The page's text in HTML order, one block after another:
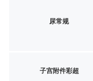
尿常规
子宫附件彩超